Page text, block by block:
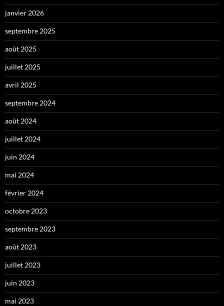
janvier 2026
septembre 2025
août 2025
juillet 2025
avril 2025
septembre 2024
août 2024
juillet 2024
juin 2024
mai 2024
février 2024
octobre 2023
septembre 2023
août 2023
juillet 2023
juin 2023
mai 2023